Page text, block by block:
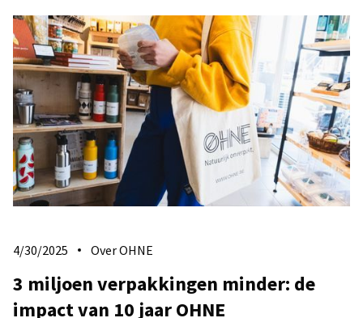
4/30/2025 Over OHNE
3 miljoen verpakkingen minder: de
impact van 10 jaar OHNE